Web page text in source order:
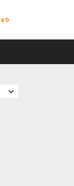
$ 0